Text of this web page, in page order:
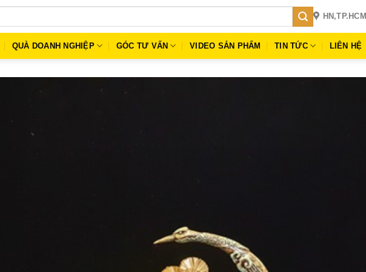
HN,TP.HCM
QUÀ DOANH NGHIỆP GÓC TƯ VẤN VIDEO SẢN PHẨM TIN TỨC LIÊN HỆ